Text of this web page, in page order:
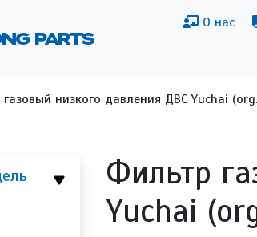
PARTS
ОсновнаяО нас
низкого давления ДВС Yuchai
Фильтр
Yuchai